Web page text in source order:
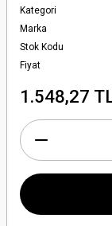
Kategori
Marka
Stok Kodu
Fiyat
1.548,27